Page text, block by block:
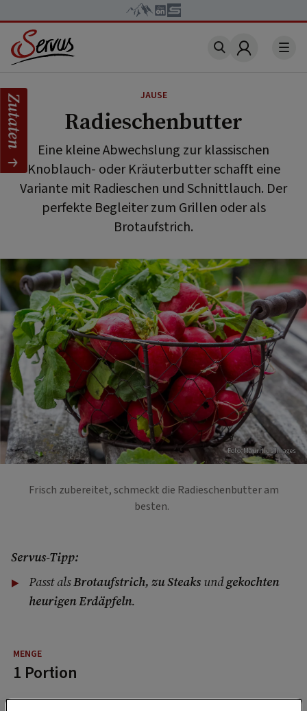
Account
JAUSE
Radieschenbutter
Eine kleine Abwechslung zur klassischen
Knoblauch- oder Kräuterbutter schafft eine
Variante mit Radieschen und Schnittlauch. Der
perfekte Begleiter zum Grillen oder als
Brotaufstrich.
Foto: Mauritius Images
Frisch zubereitet, schmeckt die Radieschenbutter am
besten.
Servus-Tipp:
Passt alsBrotaufstrich, zu Steaksundgekochten
heurigen Erdäpfeln.
1 Portion
Zutaten